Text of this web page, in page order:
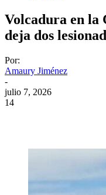
Volcadura en la
deja dos
Por:
Amaury Jiménez
-
julio 7, 2026
14